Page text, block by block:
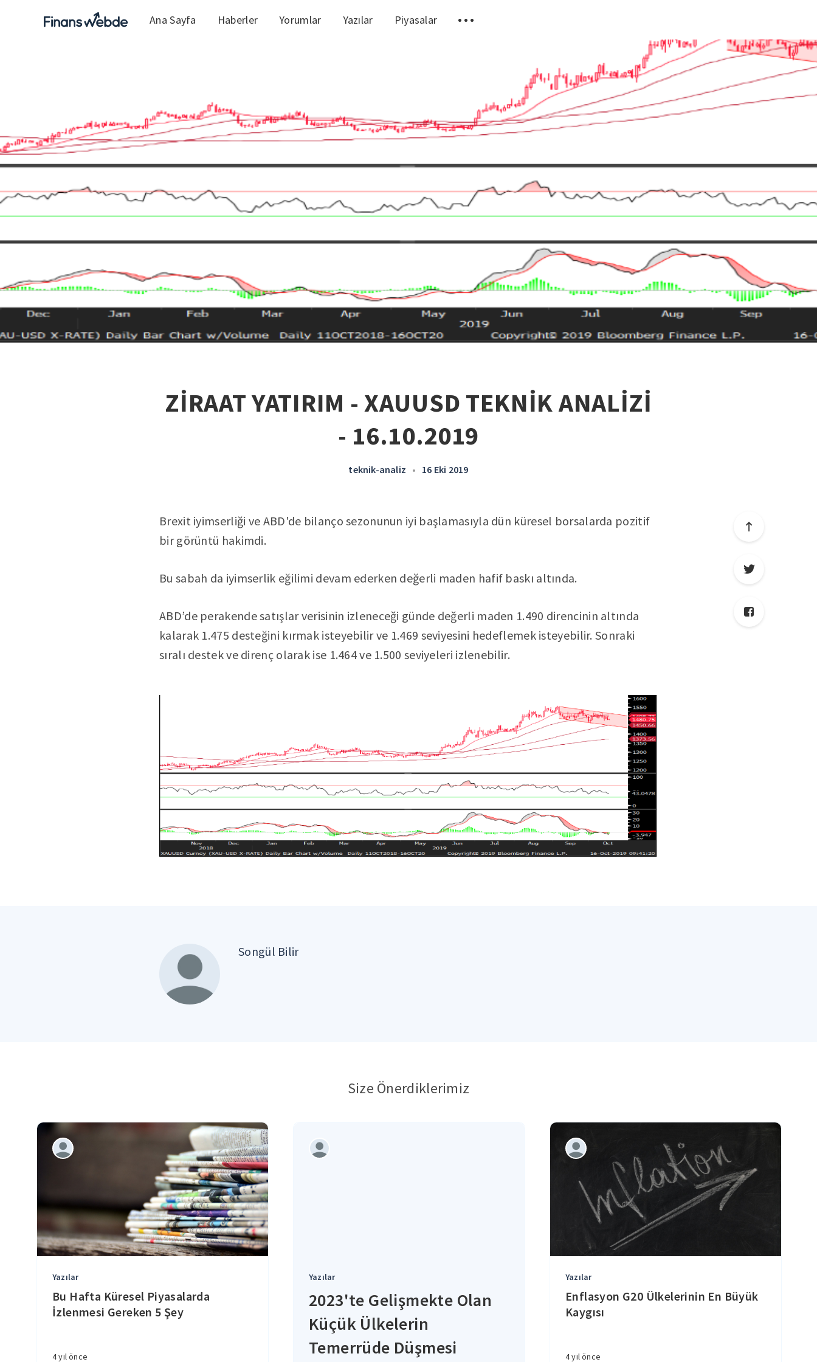
Ana Sayfa Haberler Yorumlar Yazılar Piyasalar
ZİRAAT YATIRIM - XAUUSD TEKNİK ANALİZİ
- 16.10.2019
teknik-analiz • 16 Eki 2019
Brexit iyimserliği ve ABD'de bilanço sezonunun iyi başlamasıyla dün küresel borsalarda pozitif
bir görüntü hakimdi.
Bu sabah da iyimserlik eğilimi devam ederken değerli maden hafif baskı altında.
ABD’de perakende satışlar verisinin izleneceği günde değerli maden 1.490 direncinin altında
kalarak 1.475 desteğini kırmak isteyebilir ve 1.469 seviyesini hedeflemek isteyebilir. Sonraki
sıralı destek ve direnç olarak ise 1.464 ve 1.500 seviyeleri izlenebilir.
Songül Bilir
Size Önerdiklerimiz
Yazılar
Bu Hafta Küresel Piyasalarda
İzlenmesi Gereken 5 Şey
4 yıl önce
Yazılar
2023'te Gelişmekte Olan
Küçük Ülkelerin
Temerrüde Düşmesi
Yazılar
Enflasyon G20 Ülkelerinin En Büyük
Kaygısı
4 yıl önce